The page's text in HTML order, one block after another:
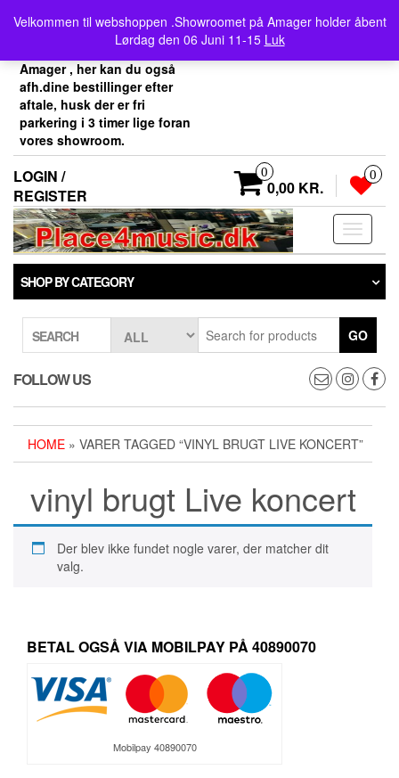
content
Velkommen til webshoppen .Showroomet på Amager holder åbent
Lørdag den 06 Juni 11-15 Luk
Velkommen her i
Place4music`s webshop .
Vores showroom ligger på
Amager , her kan du også
afh.dine bestillinger efter
aftale, husk der er fri
parkering i 3 timer lige foran
vores showroom.
LOGIN /
REGISTER
0
0,00 KR.
0
Toggle
SHOP BY CATEGORY
SEARCH GO
FOLLOW US
HOME » VARER TAGGED “VINYL BRUGT LIVE KONCERT”
vinyl brugt Live koncert
Der blev ikke fundet nogle varer, der matcher dit
valg.
BETAL OGSÅ VIA MOBILPAY PÅ 40890070
Mobilpay 40890070